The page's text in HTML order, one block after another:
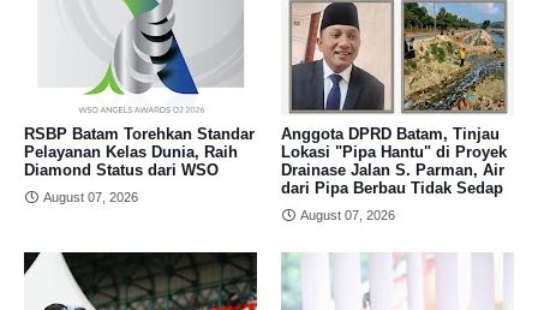
RSBP Batam Torehkan Standar
Pelayanan Kelas Dunia, Raih
Diamond Status dari WSO
August 07, 2026
Anggota DPRD Batam, Tinjau
Lokasi "Pipa Hantu" di Proyek
Drainase Jalan S. Parman, Air
dari Pipa Berbau Tidak Sedap
August 07, 2026